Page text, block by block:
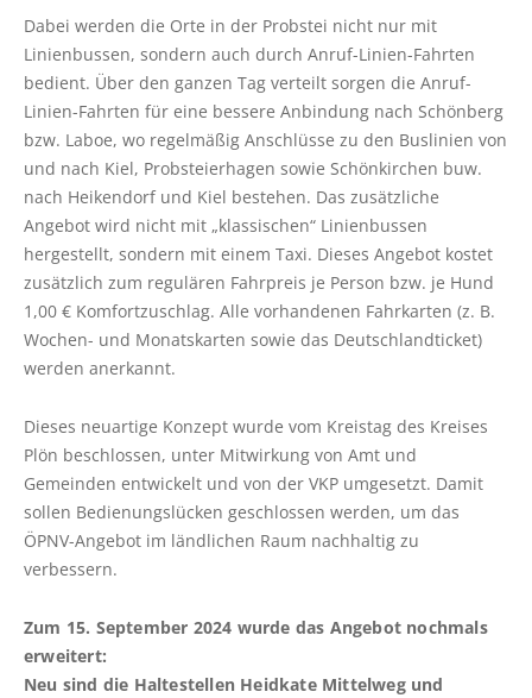
Vollsperrung L53 Rathjensdorf-Lebrade
Komfortzuschlag („ALFA Euro") für ALFA-
Fahrten ab 01.04.2026
Vorübergehende Einstellung der ALFA-
Wochenend-/Feiertagsfahrten im Bereich
Plön
Vollsperrung der Straße Eichkamp in
Schönberg
Vollsperrung der Segeberger Landstraße in
Bornhöved
TICKETPREISE
Routenplaner (NAH.SH)
Schlichtungsstelle
FAHRPLÄNE
Liniennetzpläne
ALFA Plön
question
mark
key
to
get
the
keyboard
shortcuts
for
changing
dates.
Dabei werden die Orte in der Probstei nicht nur mit
Linienbussen, sondern auch durch Anruf-Linien-Fahrten
bedient. Über den ganzen Tag verteilt sorgen die Anruf-
Linien-Fahrten für eine bessere Anbindung nach Schönberg
bzw. Laboe, wo regelmäßig Anschlüsse zu den Buslinien von
und nach Kiel, Probsteierhagen sowie Schönkirchen buw.
nach Heikendorf und Kiel bestehen. Das zusätzliche
Angebot wird nicht mit „klassischen“ Linienbussen
hergestellt, sondern mit einem Taxi. Dieses Angebot kostet
zusätzlich zum regulären Fahrpreis je Person bzw. je Hund
1,00 € Komfortzuschlag. Alle vorhandenen Fahrkarten (z. B.
Wochen- und Monatskarten sowie das Deutschlandticket)
werden anerkannt.
Dieses neuartige Konzept wurde vom Kreistag des Kreises
Plön beschlossen, unter Mitwirkung von Amt und
Gemeinden entwickelt und von der VKP umgesetzt. Damit
sollen Bedienungslücken geschlossen werden, um das
ÖPNV-Angebot im ländlichen Raum nachhaltig zu
verbessern.
Zum 15. September 2024 wurde das Angebot nochmals
erweitert:
Neu sind die Haltestellen Heidkate Mittelweg und